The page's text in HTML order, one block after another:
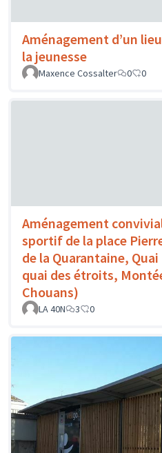
Aménagement d’un
la jeunesse
Maxence Cossalter
0 0
Aménagement
sportif de la place
de la Quarantaine,
quai des étroits,
Chouans)
LA 40N 3 0